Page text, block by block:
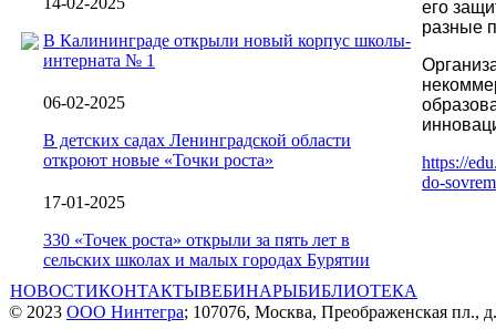
В Калининграде открыли новый корпус школы-
интерната № 1
06-02-2025
В детских садах Ленинградской области
откроют новые «Точки роста»
17-01-2025
330 «Точек роста» открыли за пять лет в
сельских школах и малых городах Бурятии
его
разные
https://
do-
НОВОСТИКОНТАКТЫВЕБИНАРЫБИБЛИОТЕКА
© 2023 ООО Нинтегра; 107076, Москва, Преображенская пл.,